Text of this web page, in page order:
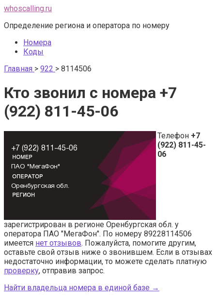
Перейти
контенту
whoscalling.ru
Определение региона и оператора по номеру
Номера
Коды
Главная > 922 > 8114506
Кто звонил с номера +7
(922) 811-45-06
Телефон +7
(922) 811-45-
06
зарегистрирован в регионе Оренбургская обл. у
оператора ПАО "МегаФон". По номеру 89228114506
имеется нет отзывов. Пожалуйста, помогите другим,
оставьте свой отзыв ниже о звонившем. Если в отзывах
недостаточно информации, то можете сделать платную
проверку, отправив запрос.
Найти владельца номера в единой базе →